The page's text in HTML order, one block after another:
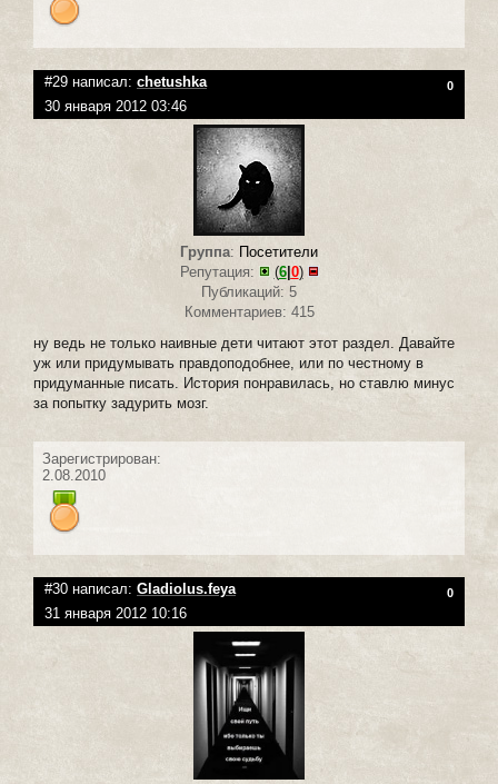
#29 написал: chetushka 0
30 января 2012 03:46
Группа: Посетители
Репутация:
(6| 0)
Публикаций: 5
Комментариев: 415
ну ведь не только наивные дети читают этот раздел. Давайте
уж или придумывать правдоподобнее, или по честному в
придуманные писать. История понравилась, но ставлю минус
за попытку задурить мозг.
Зарегистрирован:
2.08.2010
#30 написал: Gladiolus.feya 0
31 января 2012 10:16